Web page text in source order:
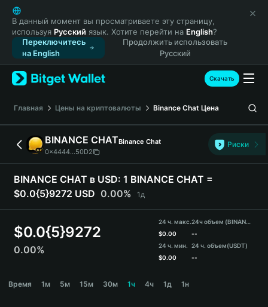
English
日本語
Tiếng Việt
Русский
Español (Latinoamérica)
Türkçe
Français
Deutsch
简体中文
繁體中文
Português (Portugal)
Bahasa Indonesia
ภาษาไทย
हिन्दी
Español
Português (Brasil)
В данный момент вы просматриваете эту страницу,
используя Русский язык. Хотите перейти на English?
Переключитесь
на English
Продолжить использовать
Русский
Скачать
Главная Цены на криптовалюты Binance Chat Цена
BINANCE CHATBinance Chat
0x4444...50D2
Риски
BINANCE CHAT в USD: 1 BINANCE CHAT =
$0.0{5}9272 USD 0.00% 1д
$0.0{5}9272
0.00%
24 ч. макс.
$0.00
24 ч. мин.
$0.00
24ч объем (BINANCE CHAT)
--
24 ч. объем(USDT)
--
Время 1м 5м 15м 30м 1ч 4ч 1д 1н